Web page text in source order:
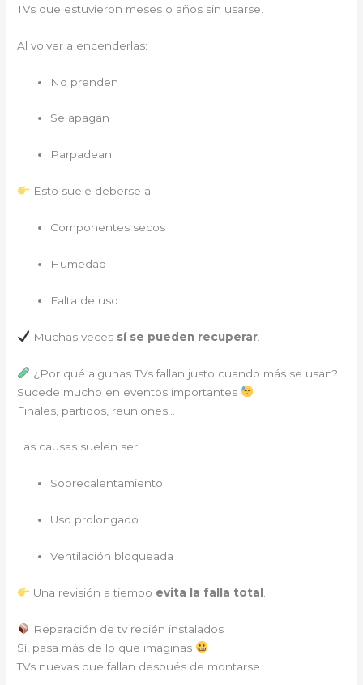
TVs que estuvieron meses o años sin usarse.
Al volver a encenderlas:
No prenden
Se apagan
Parpadean
Esto suele deberse a:
Componentes secos
Humedad
Falta de uso
Muchas veces sí se pueden recuperar.
¿Por qué algunas TVs fallan justo cuando más se usan?
Sucede mucho en eventos importantes
Finales, partidos, reuniones…
Las causas suelen ser:
Sobrecalentamiento
Uso prolongado
Ventilación bloqueada
Una revisión a tiempo evita la falla total
Reparación de tv recién instalados
Sí, pasa más de lo que imaginas
TVs nuevas que fallan después de montarse.